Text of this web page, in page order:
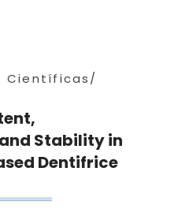
Científicas
Stability in
Dentifrice